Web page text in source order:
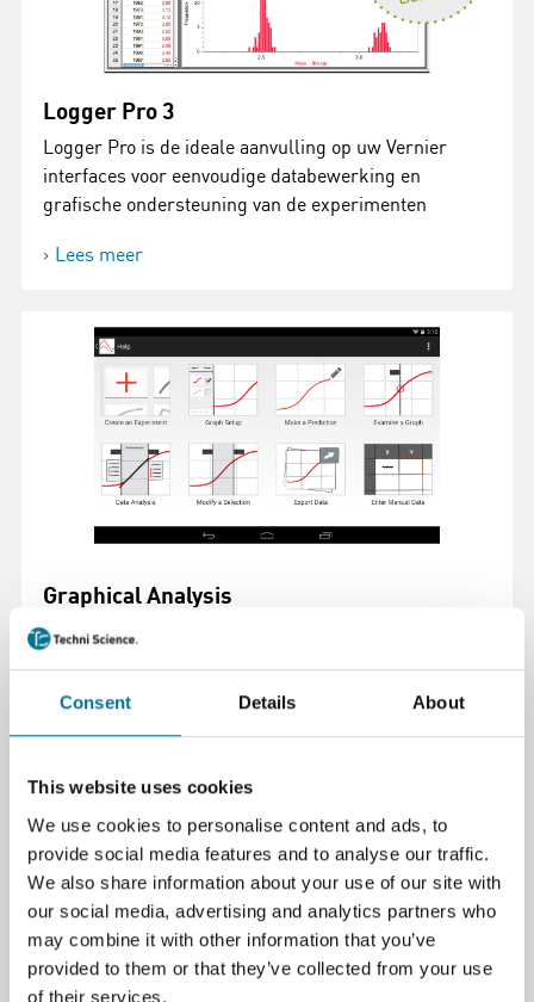
Consent Details About
This website uses cookies
We use cookies to personalise content and ads, to
provide social media features and to analyse our traffic.
We also share information about your use of our site with
our social media, advertising and analytics partners who
may combine it with other information that you’ve
provided to them or that they’ve collected from your use
of their services.
Logger Pro 3
Logger Pro is de ideale aanvulling op uw Vernier
interfaces voor eenvoudige databewerking en
grafische ondersteuning van de experimenten
Lees meer
Graphical Analysis
Verzamel, deel en analyseer data met deze gratis
Lees meer